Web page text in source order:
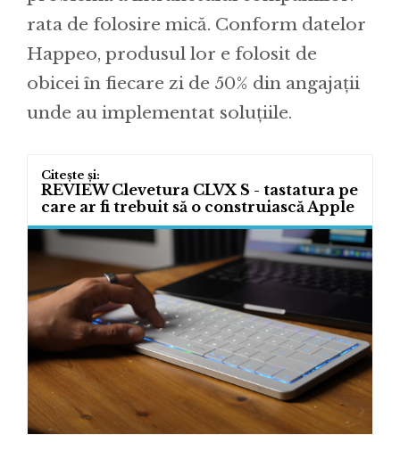
rata de folosire mică. Conform datelor
Happeo, produsul lor e folosit de
obicei în fiecare zi de 50% din angajații
unde au implementat soluțiile.
REVIEW Clevetura CLVX S - tastatura pe
care ar fi trebuit să o construiască Apple